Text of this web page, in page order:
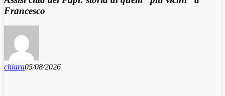
Francesco
chiara05/08/2026